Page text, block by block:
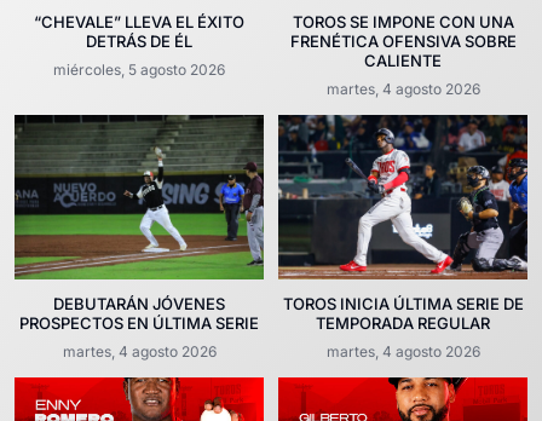
“CHEVALE” LLEVA EL ÉXITO
DETRÁS DE ÉL
miércoles, 5 agosto 2026
TOROS SE IMPONE CON UNA
FRENÉTICA OFENSIVA SOBRE
CALIENTE
martes, 4 agosto 2026
DEBUTARÁN JÓVENES
PROSPECTOS EN ÚLTIMA SERIE
martes, 4 agosto 2026
TOROS INICIA ÚLTIMA SERIE DE
TEMPORADA REGULAR
martes, 4 agosto 2026